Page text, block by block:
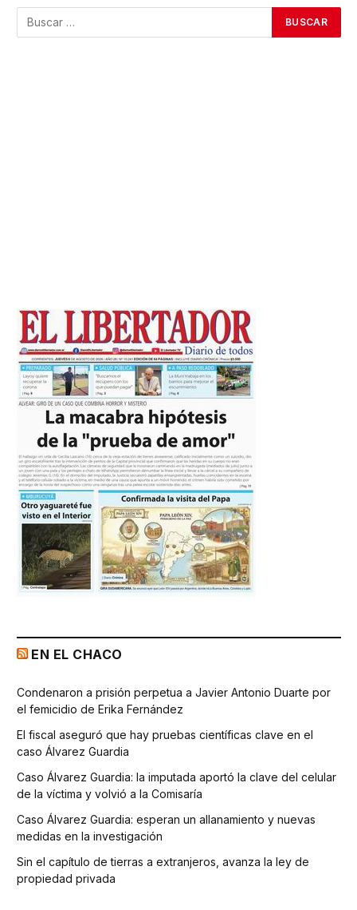
EN EL CHACO
Condenaron a prisión perpetua a Javier Antonio Duarte por
el femicidio de Erika Fernández
El fiscal aseguró que hay pruebas científicas clave en el
caso Álvarez Guardia
Caso Álvarez Guardia: la imputada aportó la clave del celular
de la víctima y volvió a la Comisaría
Caso Álvarez Guardia: esperan un allanamiento y nuevas
medidas en la investigación
Sin el capítulo de tierras a extranjeros, avanza la ley de
propiedad privada